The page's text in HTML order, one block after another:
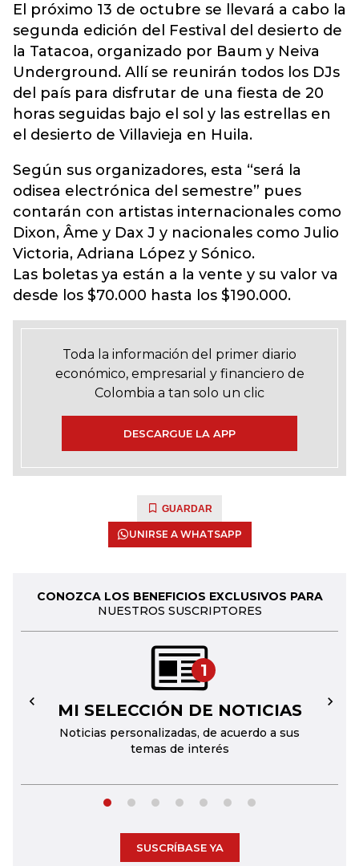
El próximo 13 de octubre se llevará a cabo la
segunda edición del Festival del desierto de
la Tatacoa, organizado por Baum y Neiva
Underground. Allí se reunirán todos los DJs
del país para disfrutar de una fiesta de 20
horas seguidas bajo el sol y las estrellas en
el desierto de Villavieja en Huila.
Según sus organizadores, esta “será la
odisea electrónica del semestre” pues
contarán con artistas internacionales como
Dixon, Âme y Dax J y nacionales como Julio
Victoria, Adriana López y Sónico.
Las boletas ya están a la vente y su valor va
desde los $70.000 hasta los $190.000.
Toda la información del primer diario
económico, empresarial y financiero de
Colombia a tan solo un clic
DESCARGUE LA APP
GUARDAR
UNIRSE A WHATSAPP
CONOZCA LOS BENEFICIOS EXCLUSIVOS PARA
NUESTROS SUSCRIPTORES
1
MI SELECCIÓN DE NOTICIAS
Noticias personalizadas, de acuerdo a sus
temas de interés
← →
SUSCRÍBASE YA